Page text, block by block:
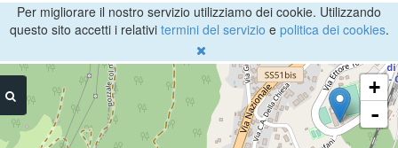
Per migliorare il nostro servizio utilizziamo dei cookie. Utilizzando
questo sito accetti i relativi termini del servizio e politica dei cookies.
+
-